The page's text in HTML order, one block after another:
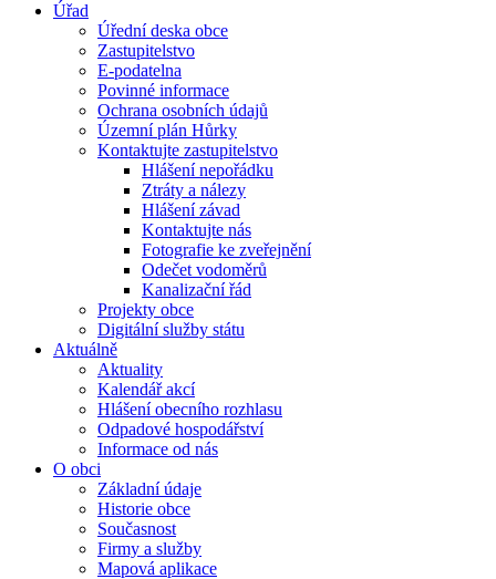
Úřad
Úřední deska obce
Zastupitelstvo
E-podatelna
Povinné informace
Ochrana osobních údajů
Územní plán Hůrky
Kontaktujte zastupitelstvo
Hlášení nepořádku
Ztráty a nálezy
Hlášení závad
Kontaktujte nás
Fotografie ke zveřejnění
Odečet vodoměrů
Kanalizační řád
Projekty obce
Digitální služby státu
Aktuálně
Aktuality
Kalendář akcí
Hlášení obecního rozhlasu
Odpadové hospodářství
Informace od nás
O obci
Základní údaje
Historie obce
Současnost
Firmy a služby
Mapová aplikace